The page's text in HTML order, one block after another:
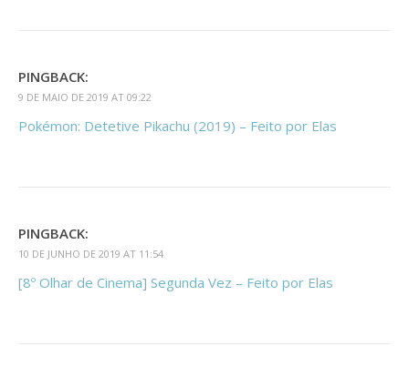
PINGBACK:
9 DE MAIO DE 2019 AT 09:22
Pokémon: Detetive Pikachu (2019) – Feito por Elas
PINGBACK:
10 DE JUNHO DE 2019 AT 11:54
[8º Olhar de Cinema] Segunda Vez – Feito por Elas